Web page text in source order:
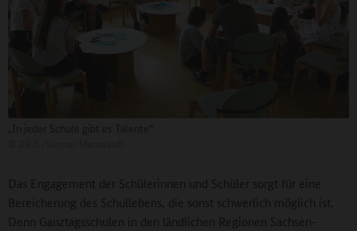
Das Engagement der Schülerinnen und Schüler sorgt für eine
Bereicherung des Schullebens, die sonst schwerlich möglich ist.
Denn Ganztagsschulen in den ländlichen Regionen Sachsen-